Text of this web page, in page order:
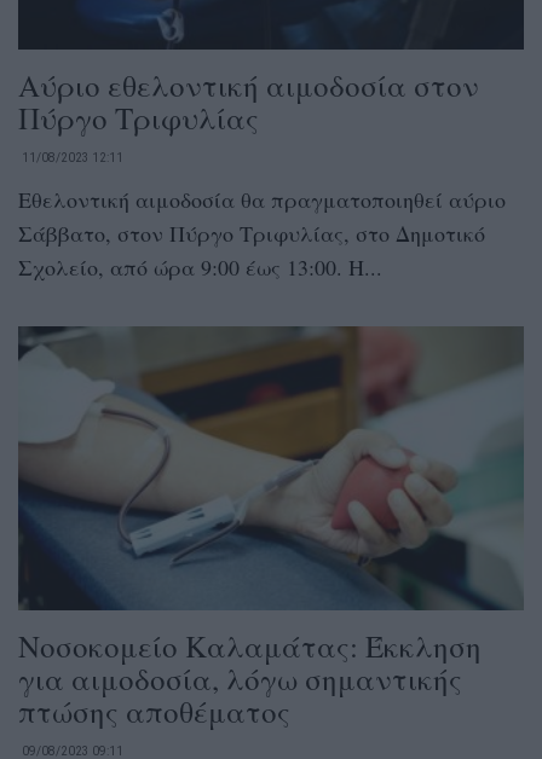
Αύριο εθελοντική αιμοδοσία στον
Πύργο Τριφυλίας
11/08/2023 12:11
Εθελοντική αιμοδοσία θα πραγματοποιηθεί αύριο
Σάββατο, στον Πύργο Τριφυλίας, στο Δημοτικό
Σχολείο, από ώρα 9:00 έως 13:00. Η...
Νοσοκομείο Καλαμάτας: Έκκληση
για αιμοδοσία, λόγω σημαντικής
πτώσης αποθέματος
09/08/2023 09:11